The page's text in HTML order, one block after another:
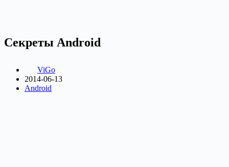
Секреты Android
ViGo
2014-06-13
Android